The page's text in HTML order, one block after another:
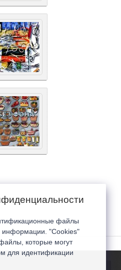
файлы
информации. "Cookies"
которые могут
для идентификации